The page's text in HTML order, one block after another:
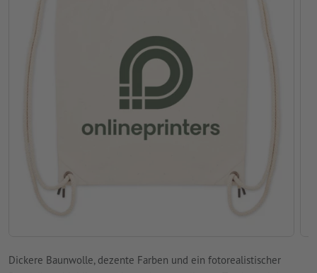
Dickere Baunwolle, dezente Farben und ein fotorealistischer